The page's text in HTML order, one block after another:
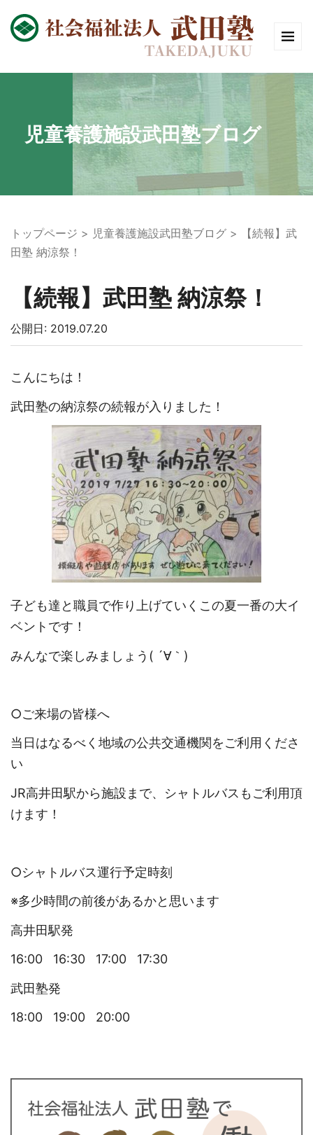
児童養護施設武田塾ブログ
トップページ 児童養護施設武田塾ブログ
【続報】武
田塾 納涼祭！
【続報】武田塾 納涼祭！
公開日: 2019.07.20
こんにちは！
武田塾の納涼祭の続報が入りました！
子ども達と職員で作り上げていくこの夏一番の大イ
ベントです！
みんなで楽しみましょう( ´∀｀)
○ご来場の皆様へ
当日はなるべく地域の公共交通機関をご利用くださ
い
JR高井田駅から施設まで、シャトルバスもご利用頂
けます！
○シャトルバス運行予定時刻
※多少時間の前後があるかと思います
高井田駅発
16:00 16:30 17:00 17:30
武田塾発
18:00 19:00 20:00